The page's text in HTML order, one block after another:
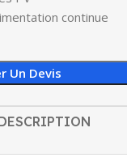
continue
Un Devis